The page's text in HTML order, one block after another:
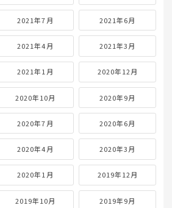
2021年7月 2021年6月
2021年4月 2021年3月
2021年1月 2020年12月
2020年10月 2020年9月
2020年7月 2020年6月
2020年4月 2020年3月
2020年1月 2019年12月
2019年10月 2019年9月